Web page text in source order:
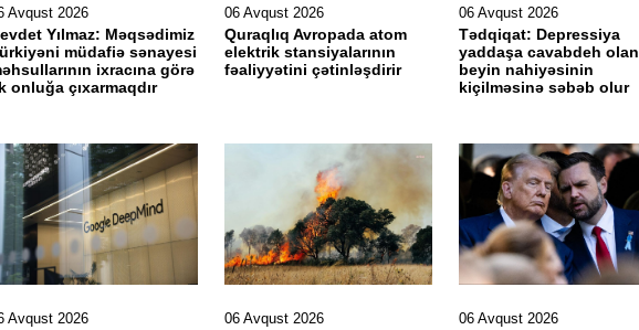
Avqust 2026
Yılmaz: Məqsədimiz
müdafiə sənayesi
ixracına görə
onluğa çıxarmaqdır
06 Avqust 2026
Quraqlıq Avropada atom
elektrik stansiyalarının
fəaliyyətini çətinləşdirir
06 Avqust 2026
Tədqiqat: Depressiya
yaddaşa cavabdeh olan
beyin nahiyəsinin
kiçilməsinə səbəb olur
Avqust 2026 06 Avqust 2026 06 Avqust 2026